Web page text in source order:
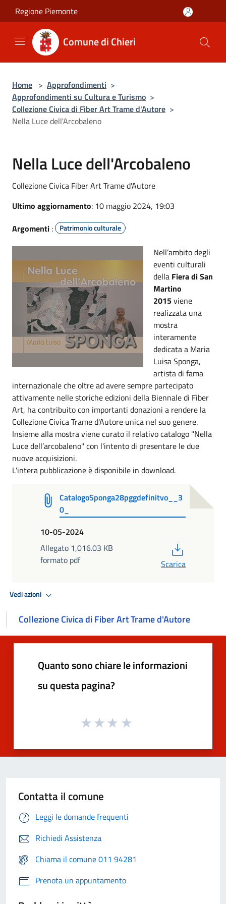
Salta al contenuto principale
Regione Piemonte
Comune di Chieri
Home > Approfondimenti >
Approfondimenti su Cultura e Turismo >
Collezione Civica di Fiber Art Trame d'Autore >
Nella Luce dell'Arcobaleno
Nella Luce dell'Arcobaleno
Collezione Civica Fiber Art Trame d'Autore
Ultimo aggiornamento: 10 maggio 2024, 19:03
Argomenti : Patrimonio culturale
Nell’ambito degli
eventi culturali
della Fiera di San
Martino
2015viene
realizzata una
mostra
interamente
dedicata a Maria
Luisa Sponga,
artista di fama
internazionale che oltre ad avere sempre partecipato
attivamente nelle storiche edizioni della Biennale di Fiber
Art, ha contribuito con importanti donazioni a rendere la
Collezione Civica Trame d'Autore unica nel suo genere.
Insieme alla mostra viene curato il relativo catalogo "Nella
Luce dell’arcobaleno" con l'intento di presentare le due
nuove acquisizioni.
L'intera pubblicazione è disponibile in download.
CatalogoSponga28pggdefinitvo__3
0_
10-05-2024
Allegato 1,016.03 KB
formato pdf
Scarica
Vedi azioni
Collezione Civica di Fiber Art Trame d'Autore
Quanto sono chiare le informazioni
su questa pagina?
Contatta il comune
Leggi le domande frequenti
Richiedi Assistenza
Chiama il comune 011 94281
Prenota un appuntamento